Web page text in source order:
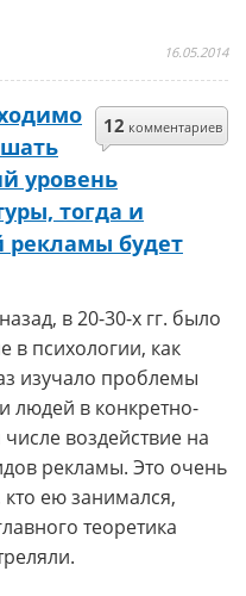
16.05.2014
12 комментариев
уровень
тогда и
рекламы будет
в 20-30-х гг. было
в психологии, как
изучало проблемы
людей в конкретно-
воздействие на
рекламы. Это очень
ею занимался,
теоретика